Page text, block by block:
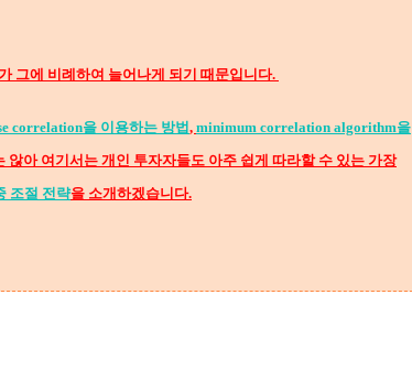
그에 비례하여 늘어나게 되기 때문입니다.
correlation을 이용하는 방법 , minimum correlation algorithm을
아 여기서는 개인 투자자들도 아주 쉽게 따라할 수 있는 가장
조절 전략을 소개하겠습니다.